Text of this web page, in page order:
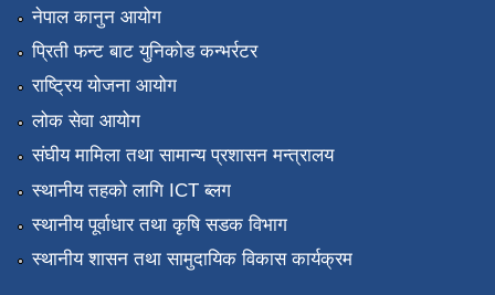
नेपाल कानुन आयोग
प्रिती फन्ट बाट युनिकोड कन्भर्रटर
राष्ट्रिय योजना आयोग
लोक सेवा आयोग
संघीय मामिला तथा सामान्य प्रशासन मन्त्रालय
स्थानीय तहको लागि ICT ब्लग
स्थानीय पूर्वाधार तथा कृषि सडक विभाग
स्थानीय शासन तथा सामुदायिक विकास कार्यक्रम